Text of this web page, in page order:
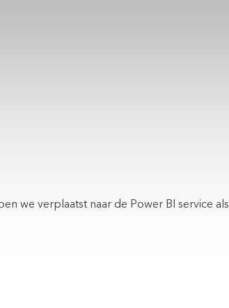
we verplaatst naar de Power BI service als